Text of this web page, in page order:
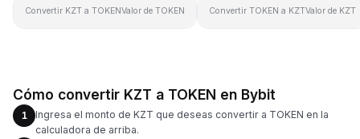
Convertir KZT a TOKENValor de TOKEN Convertir TOKEN a KZTValor de KZT
Cómo convertir KZT a TOKEN en Bybit
1
Ingresa el monto de KZT que deseas convertir a TOKEN en la
calculadora de arriba.